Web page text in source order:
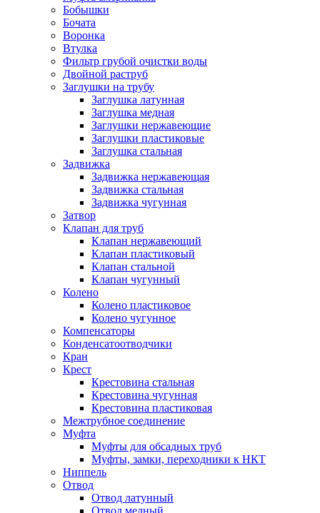
Бобышки
Бочата
Воронка
Втулка
Фильтр грубой очистки воды
Двойной раструб
Заглушки на трубу
Заглушка латунная
Заглушка медная
Заглушки нержавеющие
Заглушки пластиковые
Заглушка стальная
Задвижка
Задвижка нержавеющая
Задвижка стальная
Задвижка чугунная
Затвор
Клапан для труб
Клапан нержавеющий
Клапан пластиковый
Клапан стальной
Клапан чугунный
Колено
Колено пластиковое
Колено чугунное
Компенсаторы
Конденсатоотводчики
Кран
Крест
Крестовина стальная
Крестовина чугунная
Крестовина пластиковая
Межтрубное соединение
Муфта
Муфты для обсадных труб
Муфты, замки, переходники к НКТ
Ниппель
Отвод
Отвод латунный
Отвод медный